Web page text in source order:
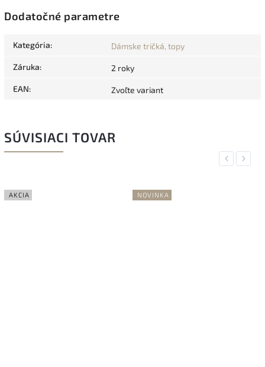
Dodatočné parametre
Kategória: Dámske tričká, topy
Záruka: 2 roky
EAN: Zvoľte variant
SÚVISIACI TOVAR
Previous
AKCIA NOVINKA
Next